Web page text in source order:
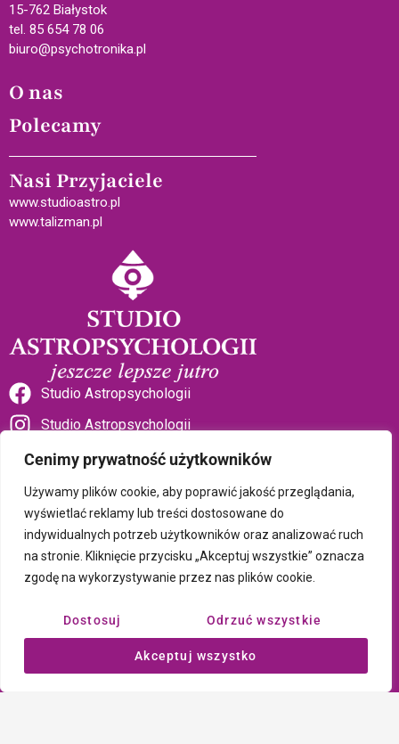
Cenimy prywatność użytkowników
Używamy plików cookie, aby poprawić jakość przeglądania,
wyświetlać reklamy lub treści dostosowane do
indywidualnych potrzeb użytkowników oraz analizować ruch
na stronie. Kliknięcie przycisku „Akceptuj wszystkie” oznacza
zgodę na wykorzystywanie przez nas plików cookie.
Dostosuj Odrzuć wszystkie
Akceptuj wszystko
15-762 Białystok
tel. 85 654 78 06
biuro@psychotronika.pl
O nas
Polecamy
Nasi Przyjaciele
www.studioastro.pl
www.talizman.pl
Studio Astropsychologii
Studio Astropsychologii
Sklep Talizman
Polityka prywatności i plików cookie
Wszystkie treści umieszczone na tej stronie są chronione prawem